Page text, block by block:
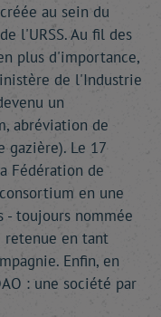
au sein du
l'URSS. Au fil des
plus d'importance,
de l'Industrie
un
abréviation de
gazière). Le 17
Fédération de
en une
- toujours nommée
retenue en tant
Enfin, en
: une société par